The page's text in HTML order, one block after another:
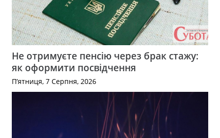
Не отримуєте пенсію через брак стажу:
як оформити посвідчення
П’ятниця, 7 Серпня, 2026